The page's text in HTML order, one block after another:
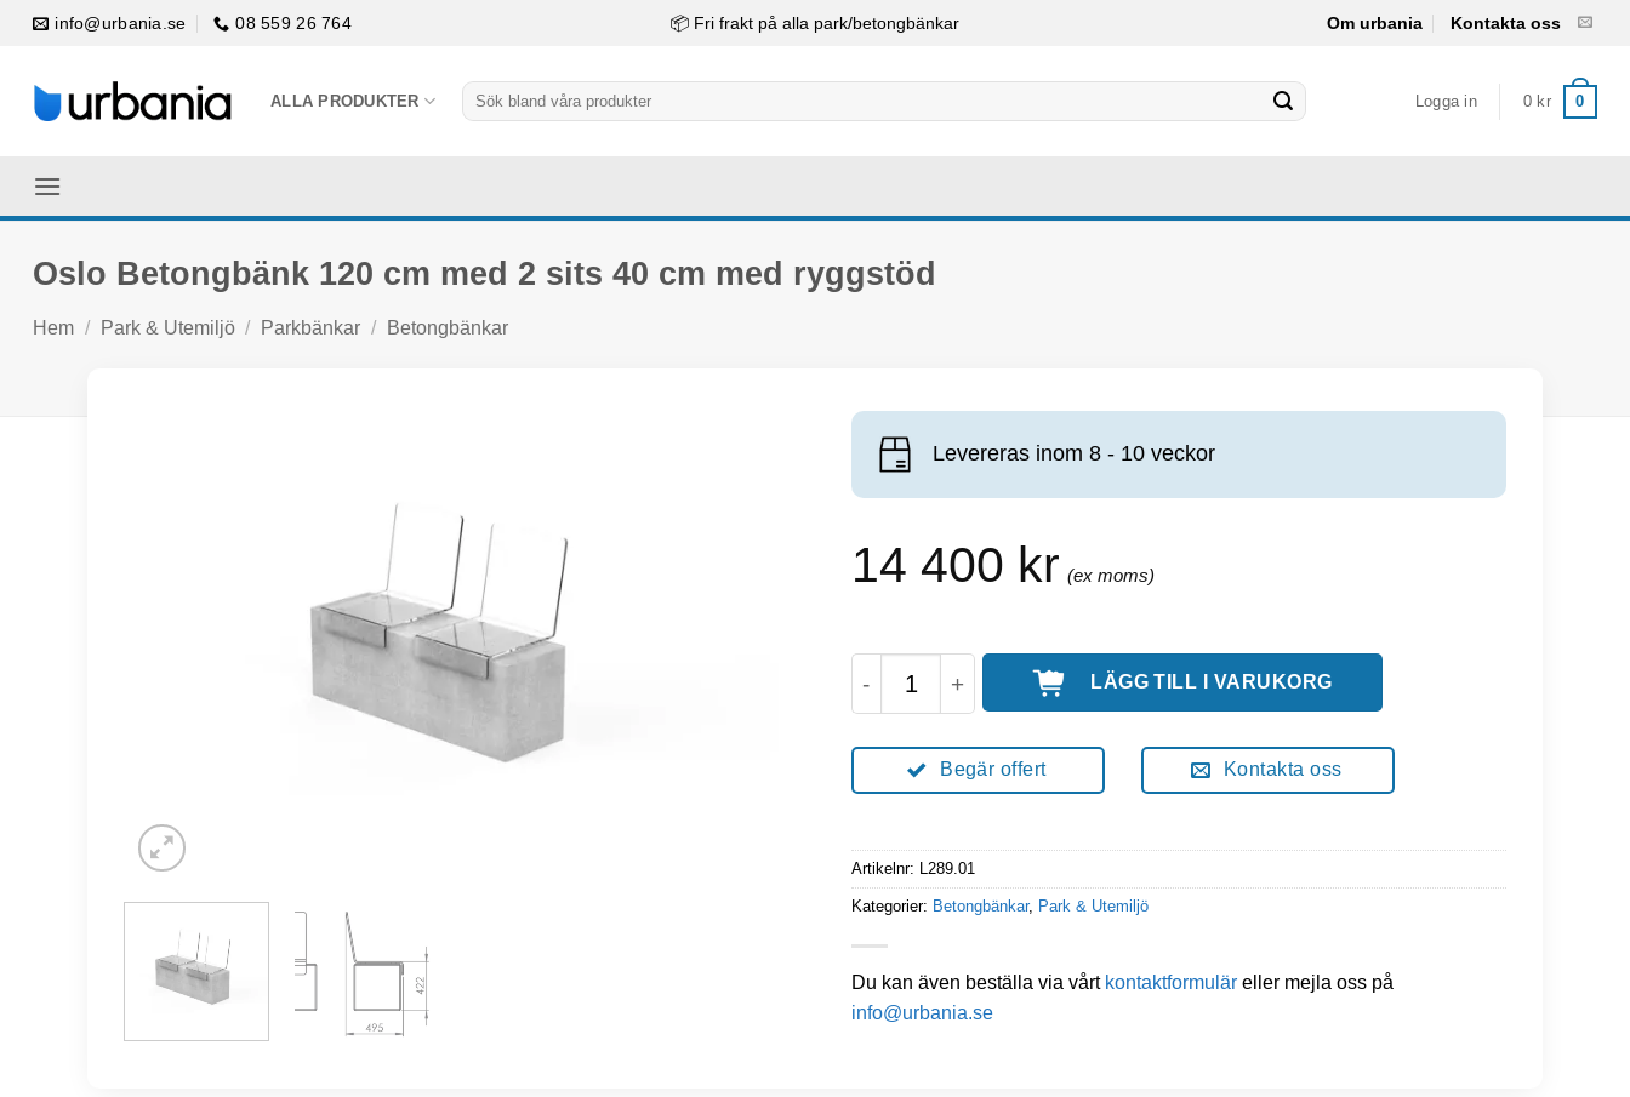
Skip
info@urbania.se 08 559 26 764 📦 Fri frakt på alla park/betongbänkar Om urbania Kontakta oss
ALLA PRODUKTER
Sök
efter:
Logga in 0 kr 0
Oslo Betongbänk 120 cm med 2 sits 40 cm med ryggstöd
Hem / Park & Utemiljö / Parkbänkar / Betongbänkar
Levereras inom 8 - 10 veckor
14 400 kr
Oslo Betongbänk 120 cm med 2 sits 40 cm med ryggstöd mängd
LÄGG TILL I VARUKORG
Begär offert Kontakta oss
Artikelnr: L289.01
Kategorier: Betongbänkar, Park & Utemiljö
Du kan även beställa via vårt kontaktformulär eller mejla oss på
info@urbania.se